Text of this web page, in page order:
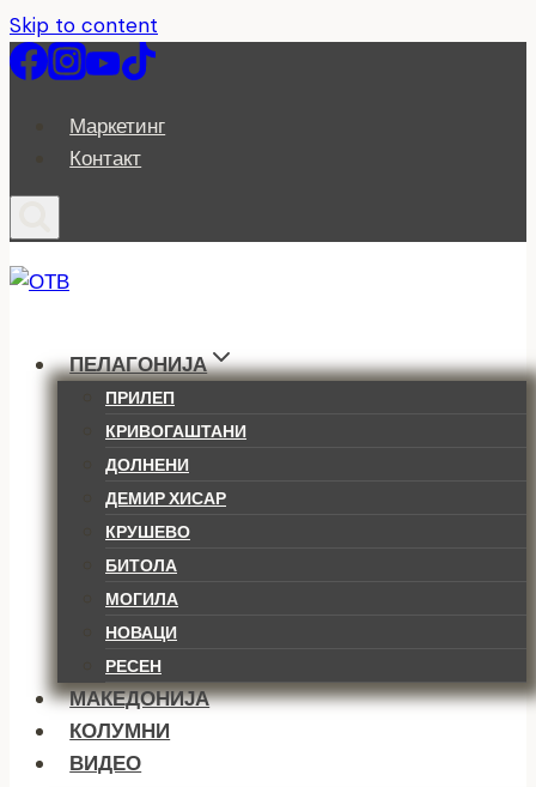
Skip to content
Маркетинг
Контакт
ПЕЛАГОНИЈА
ПРИЛЕП
КРИВОГАШТАНИ
ДОЛНЕНИ
ДЕМИР ХИСАР
КРУШЕВО
БИТОЛА
МОГИЛА
НОВАЦИ
РЕСЕН
МАКЕДОНИЈА
КОЛУМНИ
ВИДЕО